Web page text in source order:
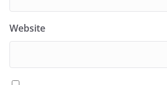
Website